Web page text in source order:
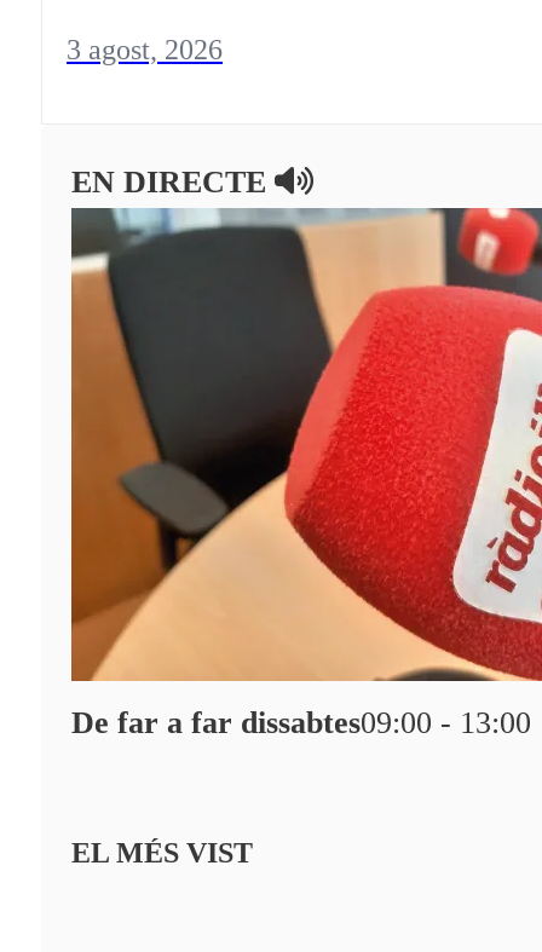
3 agost, 2026
EN DIRECTE
De far a far dissabtes09:00 - 13:00
EL MÉS VIST